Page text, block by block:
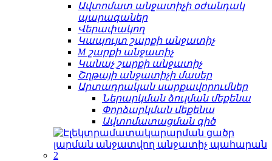
Ավտոմատ անջատիչի օժանդակ
պարագաներ
Վերափակող
Կապույտ շարքի անջատիչ
M շարքի անջատիչ
Կանաչ շարքի անջատիչ
Շղթայի անջատիչի մասեր
Արտադրական սարքավորումներ
Ներարկման ձուլման մեքենա
Փորձարկման մեքենա
Ավտոմատացման գիծ